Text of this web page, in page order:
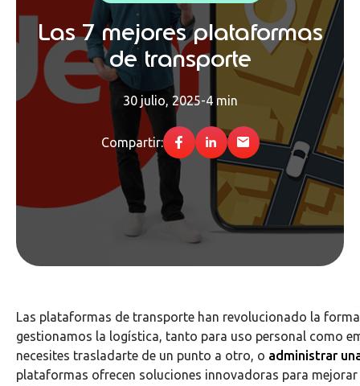
Las 7 mejores plataformas
de transporte
30 julio, 2025-4 min
Compartir:
Las plataformas de transporte han revolucionado la
gestionamos la logística, tanto para uso personal como
necesites trasladarte de un punto a otro, o administrar
plataformas ofrecen soluciones innovadoras para mejorar